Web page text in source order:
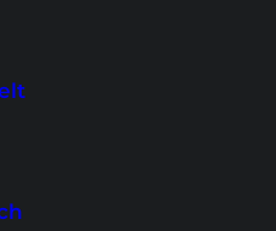
Luang Prabang
beste Gegend zur
der historischen
am Mekong. Eines